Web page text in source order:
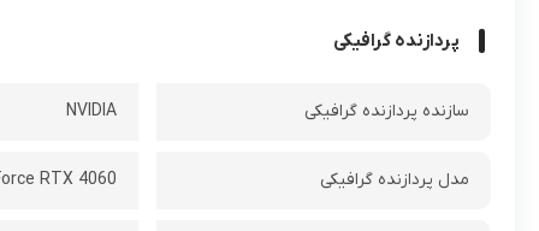
پردازنده گرافیکی
سازنده پردازنده گرافیکی NVIDIA
مدل پردازنده گرافیکی RTX 4060